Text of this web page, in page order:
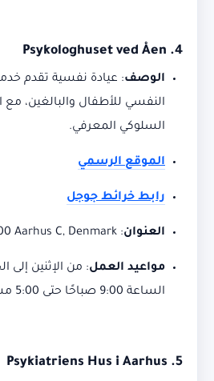
4.
Psykologhuset ved Åen
الوصف: عيادة نفسية تقدم
النفسي للأطفال والبالغين، مع
السلوكي المعرفي.
الموقع الرسمي
رابط خرائط جوجل
العنوان:
Aarhus C, Denmark
مواعيد العمل: من الإثنين إلى
الساعة 9:00 صباحًا حتى 5:00 مساءً.
5.
Psykiatriens Hus i Aarhus